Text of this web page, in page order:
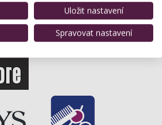
Uložit nastavení
Spravovat nastavení